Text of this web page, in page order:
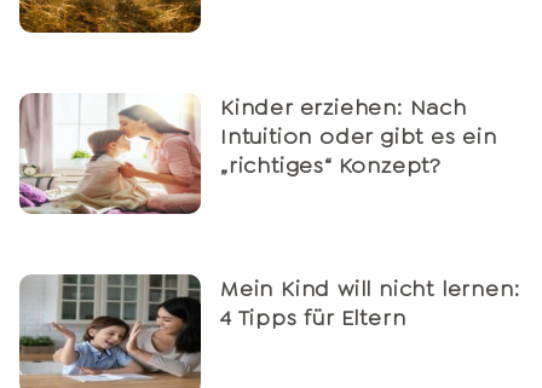
Kinder erziehen: Nach
Intuition oder gibt es ein
„richtiges“ Konzept?
Mein Kind will nicht lernen:
4 Tipps für Eltern